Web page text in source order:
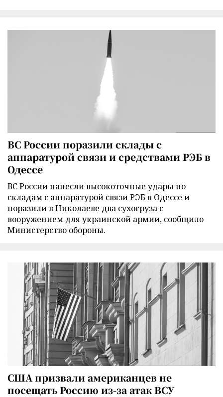
ВС России поразили склады с
аппаратурой связи и средствами РЭБ в
Одессе
ВС России нанесли высокоточные удары по
складам с аппаратурой связи РЭБ в Одессе и
поразили в Николаеве два сухогруза с
вооружением для украинской армии, сообщило
Министерство обороны.
США призвали американцев не
посещать Россию из-за атак ВСУ